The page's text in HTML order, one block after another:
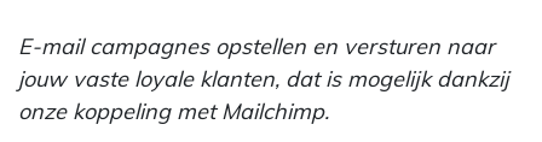
E-mail campagnes opstellen en versturen naar
jouw vaste loyale klanten, dat is mogelijk dankzij
onze koppeling met Mailchimp.